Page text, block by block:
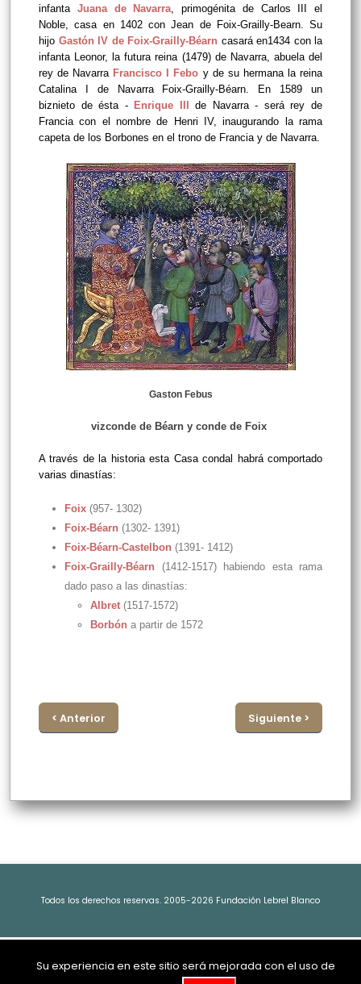
infanta Juana de Navarra, primogénita de Carlos III el
Noble, casa en 1402 con Jean de Foix-Grailly-Bearn. Su
hijo Gastón IV de Foix-Grailly-Béarn casará en1434 con la
infanta Leonor, la futura reina (1479) de Navarra, abuela del
rey de Navarra Francisco I Febo y de su hermana la reina
Catalina I de NavarraFoix-Grailly-Béarn. En 1589 un
biznieto de ésta - Enrique IIIde Navarra - será rey de
Francia con el nombre de Henri IV, inaugurando la rama
capeta de los Borbones en el trono de Francia y de Navarra.
Gaston Febus
vizconde de Béarn y conde de Foix
A través de la historia esta Casa condal habrá comportado
varias dinastías:
Foix (957- 1302)
Foix-Béarn (1302- 1391)
Foix-Béarn-Castelbon (1391- 1412)
Foix-Grailly-Béarn (1412-1517) habiendo esta rama
dado paso a las dinastías:
Albret (1517-1572)
Borbón a partir de 1572
< Anterior Siguiente >
Todos los derechos reservas. 2005-2026 Fundación Lebrel Blanco
Su experiencia en este sitio será mejorada con el uso de